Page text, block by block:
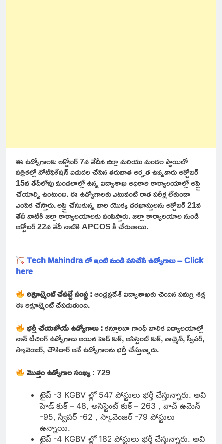
ఈ ఉద్యోగాలకు అక్టోబర్ 7వ తేదీన జిల్లా మరియు మండల స్థాయిలో
పత్రికల్లో నోటిఫికేషన్ విడుదల చేసిన తరువాత అర్హత ఉన్నవారు అక్టోబర్
15వ తేదీలోపు మండలాల్లో ఉన్న విద్యాశాఖ అధికారి కార్యాలయాల్లో అప్లై
చేయాల్సి ఉంటుంది. ఈ ఉద్యోగాలకు ఎటువంటి రాత పరీక్ష లేకుండా
ఎంపిక చేస్తారు. అప్లై చేసుకున్న వారి యొక్క దరఖాస్తులను అక్టోబర్ 21వ
తేదీ నాటికి జిల్లా కార్యాలయాలకు పంపిస్తారు. జిల్లా కార్యాలయాల నుండి
అక్టోబర్ 22వ తేదీ నాటికి APCOS కీ చేరుతాయి.
Tech Mahindra లో ఇంటి నుండి పనిచేసే ఉద్యోగాలు – Click
here
రిక్రూట్మెంట్ చేపట్టే సంస్థ :ఆంధ్రప్రదేశ్ విద్యాశాఖకు చెందిన సమగ్ర శిక్ష
ఈ రిక్రూట్మెంట్ చేపడుతుంది.
భర్తీ చేయబోయే ఉద్యోగాలు:కస్తూరిబా గాంధీ బాలిక విద్యాలయాల్లో
నాన్ టీచింగ్ ఉద్యోగాలు అయిన హెడ్ కుక్, అసిస్టెంట్ కుక్, వాచ్మెన్, స్వీపర్,
స్కావెంజర్, చౌకిదార్ అనే ఉద్యోగాలను భర్తీ చేస్తున్నారు.
మొత్తం ఉద్యోగాల సంఖ్య: 729
టైప్ -3 KGBV ల్లో 547 పోస్టులు భర్తీ చేస్తున్నారు. అవి
హెడ్ కుక్ – 48, అసిస్టెంట్ కుక్ – 263 , వాచ్ ఉమెన్
-95, స్వీపర్ -62 , స్కావెంజర్ -79 పోస్టులు
ఉన్నాయి.
టైప్ -4 KGBV ల్లో 182 పోస్టులు భర్తీ చేస్తున్నారు. అవి